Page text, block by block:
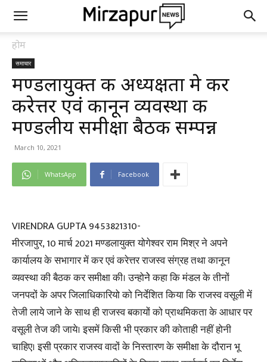
होम
समाचार
मण्डलायुक्त की अध्यक्षता मे कर
करेत्तर एवं कानून व्यवस्था की
मण्डलीय समीक्षा बैठक सम्पन्न
March 10, 2021
WhatsApp Facebook
VIRENDRA GUPTA 9453821310-
मीरजापुर, 10 मार्च 2021 मण्डलायुक्त योगेश्वर राम मिश्र ने अपने
कार्यालय के सभागार में कर एवं करेत्तर राजस्व संग्रह तथा कानून
व्यवस्था की बैठक कर समीक्षा की। उन्होनेे कहा कि मंडल के तीनों
जनपदों के अपर जिलाधिकारियो को निर्देशित किया कि राजस्व वसूली में
तेजी लाये जाने के साथ ही राजस्व बकायों को प्राथमिकता के आधार पर
वसूली तेज की जाये। इसमें किसी भी प्रकार की कोताही नहीं होनी
चाहिए। इसी प्रकार राजस्व वादों के निस्तारण के समीक्षा के दौरान भू